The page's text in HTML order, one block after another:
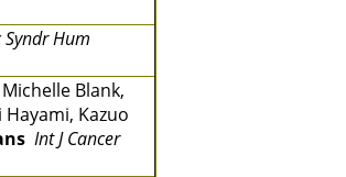
Hum
Blank,
Kazuo
Int J Cancer